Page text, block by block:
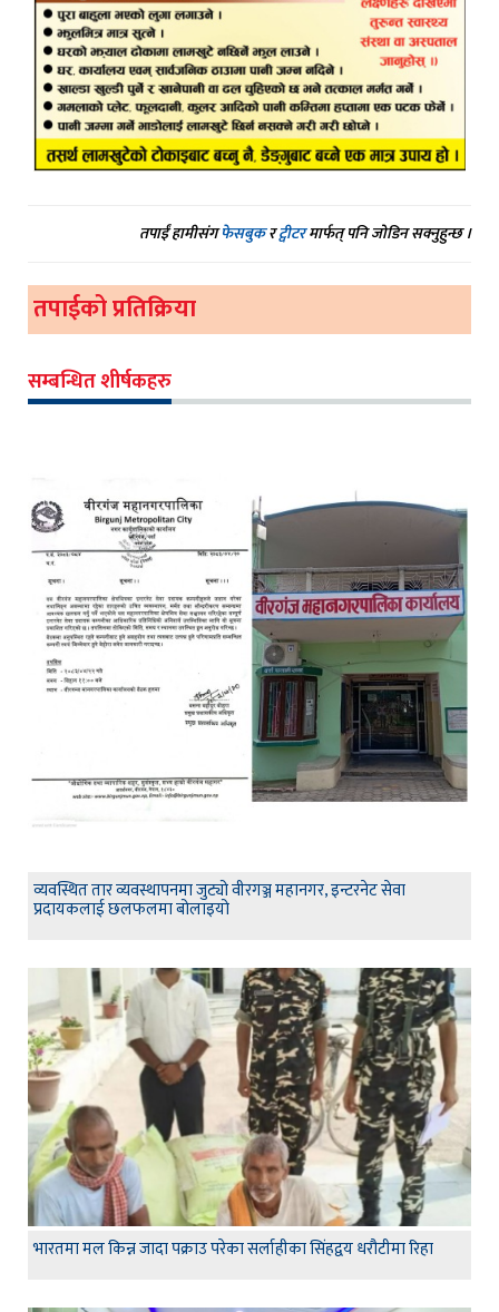
तपाईं हामीसंगफेसबुकरट्वीटरमार्फत् पनि जोडिन सक्नुहुन्छ ।
तपाईको प्रतिक्रिया
सम्बन्धित शीर्षकहरु
व्यवस्थित तार व्यवस्थापनमा जुट्यो वीरगञ्ज महानगर, इन्टरनेट सेवा
प्रदायकलाई छलफलमा बोलाइयो
भारतमा मल किन्न जादा पक्राउ परेका सर्लाहीका सिंहद्वय धरौटीमा रिहा